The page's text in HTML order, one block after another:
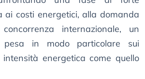
ai costi energetici, alla domanda
internazionale, un
pesa in modo particolare sui
energetica come quello